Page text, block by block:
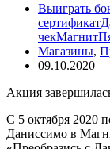
Выиграть
сертификат
чекМагнит
Магазины,
09.10.2020
Акция
С 5 октября 2020
Даниссимо в